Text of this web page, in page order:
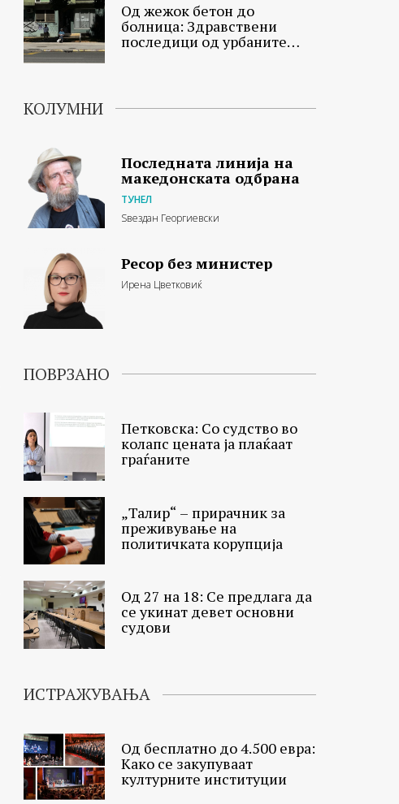
Од жежок бетон до
болница: Здравствени
последици од урбаните
КОЛУМНИ
Последната линија на
македонската одбрана
ТУНЕЛ
Ѕвездан Георгиевски
Ресор без министер
Ирена Цветковиќ
ПОВРЗАНО
Петковска: Со судство во
колапс цената ја плаќаат
граѓаните
„Талир“ – прирачник за
преживување на
политичката корупција
Од 27 на 18: Се предлага да
се укинат девет основни
судови
ИСТРАЖУВАЊА
Од бесплатно до 4.500 евра:
Како се закупуваат
културните институции